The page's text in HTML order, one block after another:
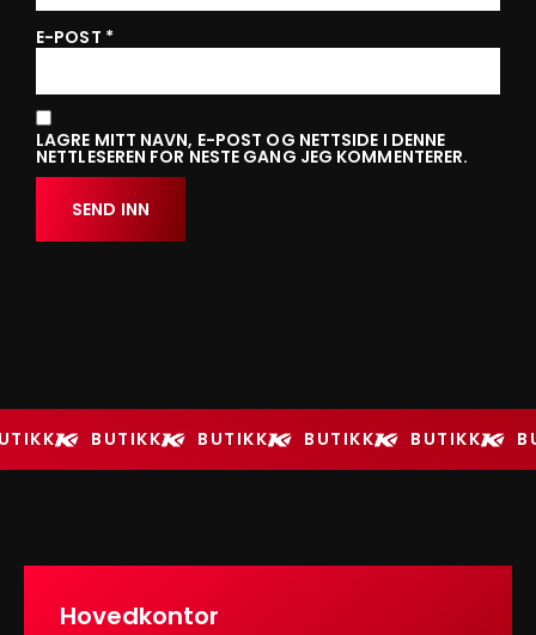
E-POST *
LAGRE MITT NAVN, E-POST OG NETTSIDE I DENNE
NETTLESEREN FOR NESTE GANG JEG KOMMENTERER.
BUTIKK BUTIKK BUTIKK BUTIKK
Hovedkontor